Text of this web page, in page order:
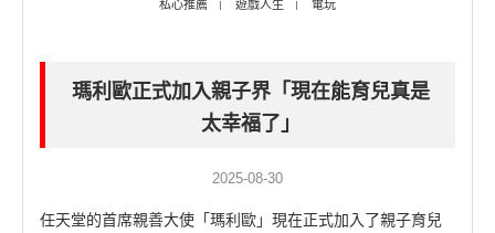
私心推薦 遊戲人生 電玩
瑪利歐正式加入親子界「現在能育兒真是
太幸福了」
2025-08-30
任天堂的首席親善大使「瑪利歐」現在正式加入了親子育兒